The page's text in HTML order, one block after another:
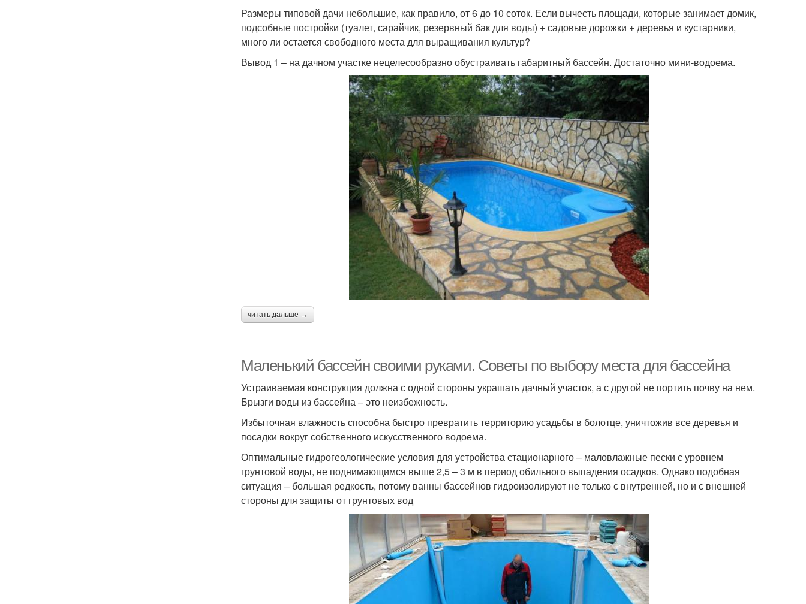
Размеры типовой дачи небольшие, как правило, от 6 до 10 соток. Если вычесть площади, которые занимает домик,
подсобные постройки (туалет, сарайчик, резервный бак для воды) + садовые дорожки + деревья и кустарники,
много ли остается свободного места для выращивания культур?
Вывод 1 – на дачном участке нецелесообразно обустраивать габаритный бассейн. Достаточно мини-водоема.
читать дальше →
Маленький бассейн своими руками. Советы по выбору места для бассейна
Устраиваемая конструкция должна с одной стороны украшать дачный участок, а с другой не портить почву на нем.
Брызги воды из бассейна – это неизбежность.
Избыточная влажность способна быстро превратить территорию усадьбы в болотце, уничтожив все деревья и
посадки вокруг собственного искусственного водоема.
Оптимальные гидрогеологические условия для устройства стационарного – маловлажные пески с уровнем
грунтовой воды, не поднимающимся выше 2,5 – 3 м в период обильного выпадения осадков. Однако подобная
ситуация – большая редкость, потому ванны бассейнов гидроизолируют не только с внутренней, но и с внешней
стороны для защиты от грунтовых вод